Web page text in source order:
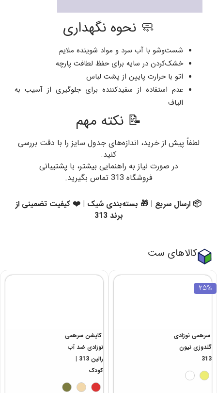
🧼 نحوه نگهداری
شست‌وشو با آب سرد و مواد شوینده ملایم
خشک‌کردن در سایه برای حفظ لطافت پارچه
اتو با حرارت پایین از پشت لباس
عدم استفاده از سفیدکننده برای جلوگیری از آسیب به
الیاف
📝 نکته مهم
لطفاً پیش از خرید، اندازه‌های جدول سایز را با دقت بررسی
کنید.
در صورت نیاز به راهنمایی بیشتر، با پشتیبانی
فروشگاه 313 تماس بگیرید.
📦 ارسال سریع | 🎁 بسته‌بندی شیک | ❤️ کیفیت تضمینی از
برند 313
کالاهای ست
25%
سرهمی نوزادی
گلدوزی نیون
313
کاپشن سرهمی
نوزادی ضد آب
رالین 313 |
کودک